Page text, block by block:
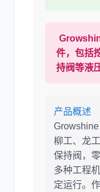
大宇
约翰迪尔
件，包括
持阀等液
产品概述
Growshine
柳工、龙
保持阀，
多种工程
定运行。